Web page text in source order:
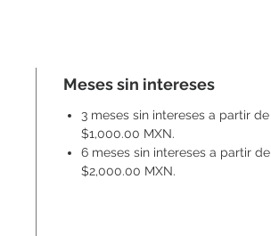
Meses sin intereses
3 meses sin intereses a partir de
$1,000.00 MXN.
6 meses sin intereses a partir de
$2,000.00 MXN.